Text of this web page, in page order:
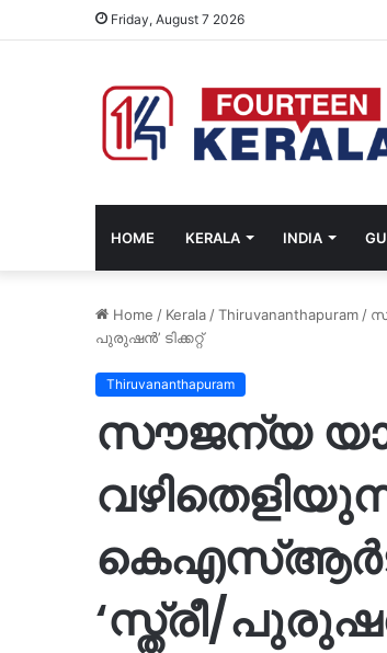
Friday, August 7 2026
HOME KERALA INDIA
Home / Kerala /Thiruvananthapuram /
പുരുഷൻ’ ടിക്കറ്റ്
Thiruvananthapuram
സൗജന്യ
‘സ്ത്രീ/